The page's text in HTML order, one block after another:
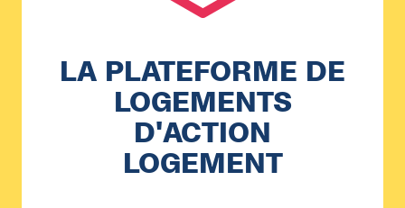
LA PLATEFORME DE
LOGEMENTS
D'ACTION
LOGEMENT